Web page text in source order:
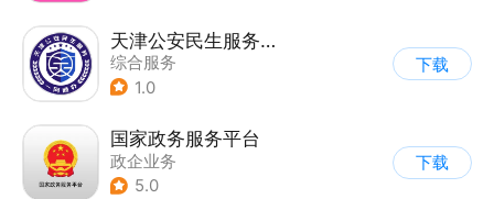
天津公安民生服务平台
综合服务
1.0
下载
国家政务服务平台
政企业务
5.0
下载